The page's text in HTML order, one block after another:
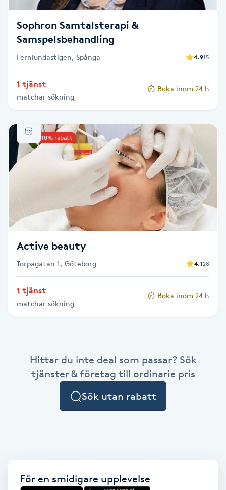
Färgning
Gel naglar
Gellack
Gellack med förstärkning
Gravidyoga
Gruppträning
Gua Sha-massage
Headspa
Sophron Samtalsterapi &
Samspelsbehandling
Fernlundastigen, Spånga 4.915
1 tjänst
matchar sökning
Boka inom 24 h
Upp till 10% rabatt
Active beauty
Torpagatan 1, Göteborg 4.128
1 tjänst
matchar sökning
Boka inom 24 h
Hittar du inte deal som passar? Sök
tjänster & företag till ordinarie pris
Sök utan rabatt
För en smidigare upplevelse